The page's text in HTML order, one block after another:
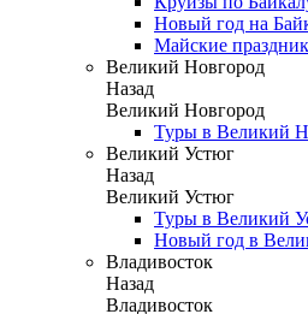
Новый год на
Майские
Великий Новгород
Назад
Великий Новгород
Туры в Великий
Великий Устюг
Назад
Великий Устюг
Туры в Великий
Новый год в
Владивосток
Назад
Владивосток